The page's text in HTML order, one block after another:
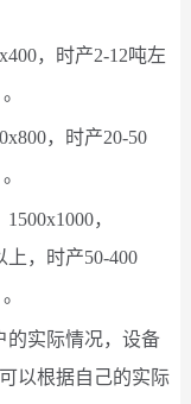
，时产2-12吨左
，时产20-50
，
上，时产50-400
的实际情况，设备
以根据自己的实际